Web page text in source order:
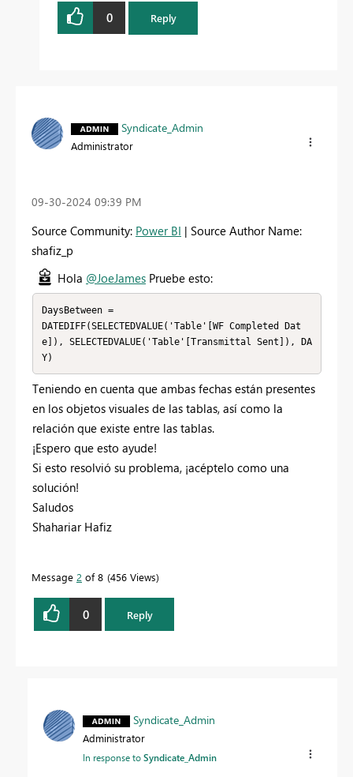
0 Reply
Syndicate_Admin
Administrator
‎09-30-2024 09:39 PM
Source Community: Power BI | Source Author Name:
shafiz_p
Hola @JoeJames Pruebe esto:
DaysBetween =
DATEDIFF(SELECTEDVALUE('Table'[WF Completed Dat
e]), SELECTEDVALUE('Table'[Transmittal Sent]), DA
Y)
Teniendo en cuenta que ambas fechas están presentes
en los objetos visuales de las tablas, así como la
relación que existe entre las tablas.
¡Espero que esto ayude!
Si esto resolvió su problema, ¡acéptelo como una
solución!
Saludos
Shahariar Hafiz
Message 2 of 8 456 Views
0 Reply
Syndicate_Admin
Administrator
In response toSyndicate_Admin